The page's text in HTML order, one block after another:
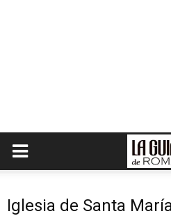
Iglesia de Santa